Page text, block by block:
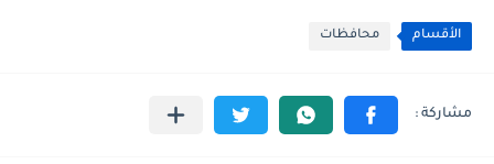
الأقسام محافظات